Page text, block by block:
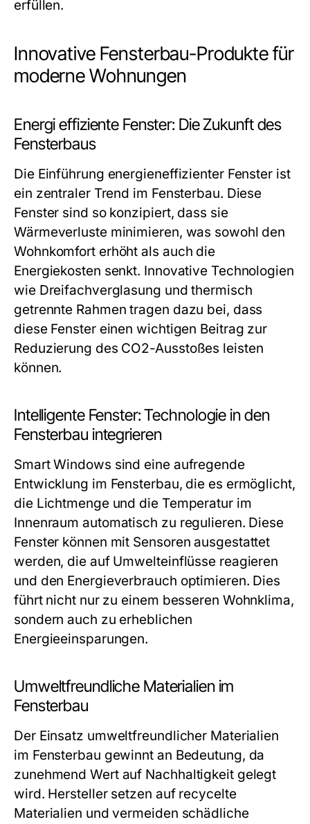
erfüllen.
Innovative Fensterbau-Produkte für
moderne Wohnungen
Energi effiziente Fenster: Die Zukunft des
Fensterbaus
Die Einführung energieneffizienter Fenster ist
ein zentraler Trend im Fensterbau. Diese
Fenster sind so konzipiert, dass sie
Wärmeverluste minimieren, was sowohl den
Wohnkomfort erhöht als auch die
Energiekosten senkt. Innovative Technologien
wie Dreifachverglasung und thermisch
getrennte Rahmen tragen dazu bei, dass
diese Fenster einen wichtigen Beitrag zur
Reduzierung des CO2-Ausstoßes leisten
können.
Intelligente Fenster: Technologie in den
Fensterbau integrieren
Smart Windows sind eine aufregende
Entwicklung im Fensterbau, die es ermöglicht,
die Lichtmenge und die Temperatur im
Innenraum automatisch zu regulieren. Diese
Fenster können mit Sensoren ausgestattet
werden, die auf Umwelteinflüsse reagieren
und den Energieverbrauch optimieren. Dies
führt nicht nur zu einem besseren Wohnklima,
sondern auch zu erheblichen
Energieeinsparungen.
Umweltfreundliche Materialien im
Fensterbau
Der Einsatz umweltfreundlicher Materialien
im Fensterbau gewinnt an Bedeutung, da
zunehmend Wert auf Nachhaltigkeit gelegt
wird. Hersteller setzen auf recycelte
Materialien und vermeiden schädliche